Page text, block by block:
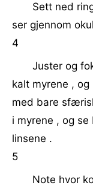
Sett ned
ser gjennom
4
Juster og
kalt myrene ,
med bare
i myrene , og
linsene .
5
Note hvor